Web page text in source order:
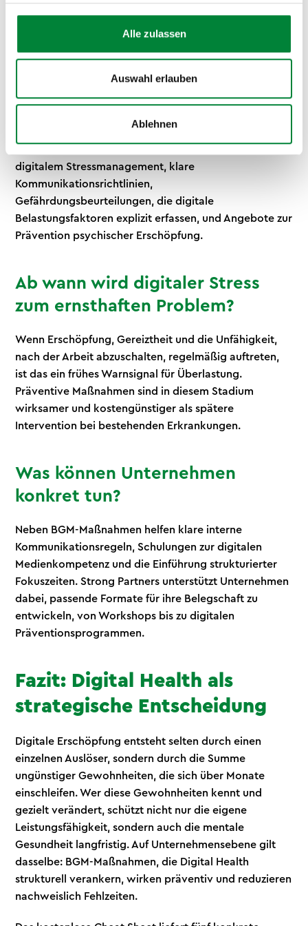
Alle zulassen
Auswahl erlauben
Ablehnen
Welche Rolle spielt BGM bei
Digital Health?
digitalem Stressmanagement, klare
Kommunikationsrichtlinien,
Gefährdungsbeurteilungen, die digitale
Belastungsfaktoren explizit erfassen, und Angebote zur
Prävention psychischer Erschöpfung.
Ab wann wird digitaler Stress
zum ernsthaften Problem?
Wenn Erschöpfung, Gereiztheit und die Unfähigkeit,
nach der Arbeit abzuschalten, regelmäßig auftreten,
ist das ein frühes Warnsignal für Überlastung.
Präventive Maßnahmen sind in diesem Stadium
wirksamer und kostengünstiger als spätere
Intervention bei bestehenden Erkrankungen.
Was können Unternehmen
konkret tun?
Neben BGM-Maßnahmen helfen klare interne
Kommunikationsregeln, Schulungen zur digitalen
Medienkompetenz und die Einführung strukturierter
Fokuszeiten. Strong Partners unterstützt Unternehmen
dabei, passende Formate für ihre Belegschaft zu
entwickeln, von Workshops bis zu digitalen
Präventionsprogrammen.
Fazit: Digital Health als
strategische Entscheidung
Digitale Erschöpfung entsteht selten durch einen
einzelnen Auslöser, sondern durch die Summe
ungünstiger Gewohnheiten, die sich über Monate
einschleifen. Wer diese Gewohnheiten kennt und
gezielt verändert, schützt nicht nur die eigene
Leistungsfähigkeit, sondern auch die mentale
Gesundheit langfristig. Auf Unternehmensebene gilt
dasselbe: BGM-Maßnahmen, die Digital Health
strukturell verankern, wirken präventiv und reduzieren
nachweislich Fehlzeiten.